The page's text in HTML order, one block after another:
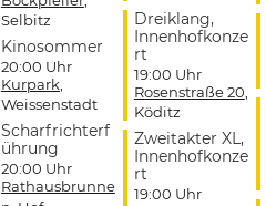
Selbitz
Kinosommer
20:00 Uhr
Kurpark
Weissenstadt
Scharfrichterf
ührung
20:00 Uhr
Rathausbrunne
Dreiklang,
Innenhofkonze
rt
19:00 Uhr
Rosenstraße 20
Köditz
Zweitakter XL,
Innenhofkonze
rt
19:00 Uhr